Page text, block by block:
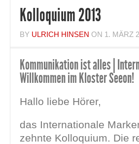
Kolloquium 2013
BY ULRICH HINSEN ON 1. MÄRZ
Kommunikation ist alles |
Willkommen im Kloster Seeon!
Hallo liebe Hörer,
das Internationale
zehnte Kolloquium. Die